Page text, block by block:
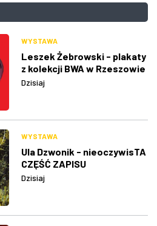
WYSTAWA
Leszek Żebrowski - plakaty
z kolekcji BWA w Rzeszowie
Dzisiaj
WYSTAWA
Ula Dzwonik - nieoczywisTA
CZĘŚĆ ZAPISU
Dzisiaj